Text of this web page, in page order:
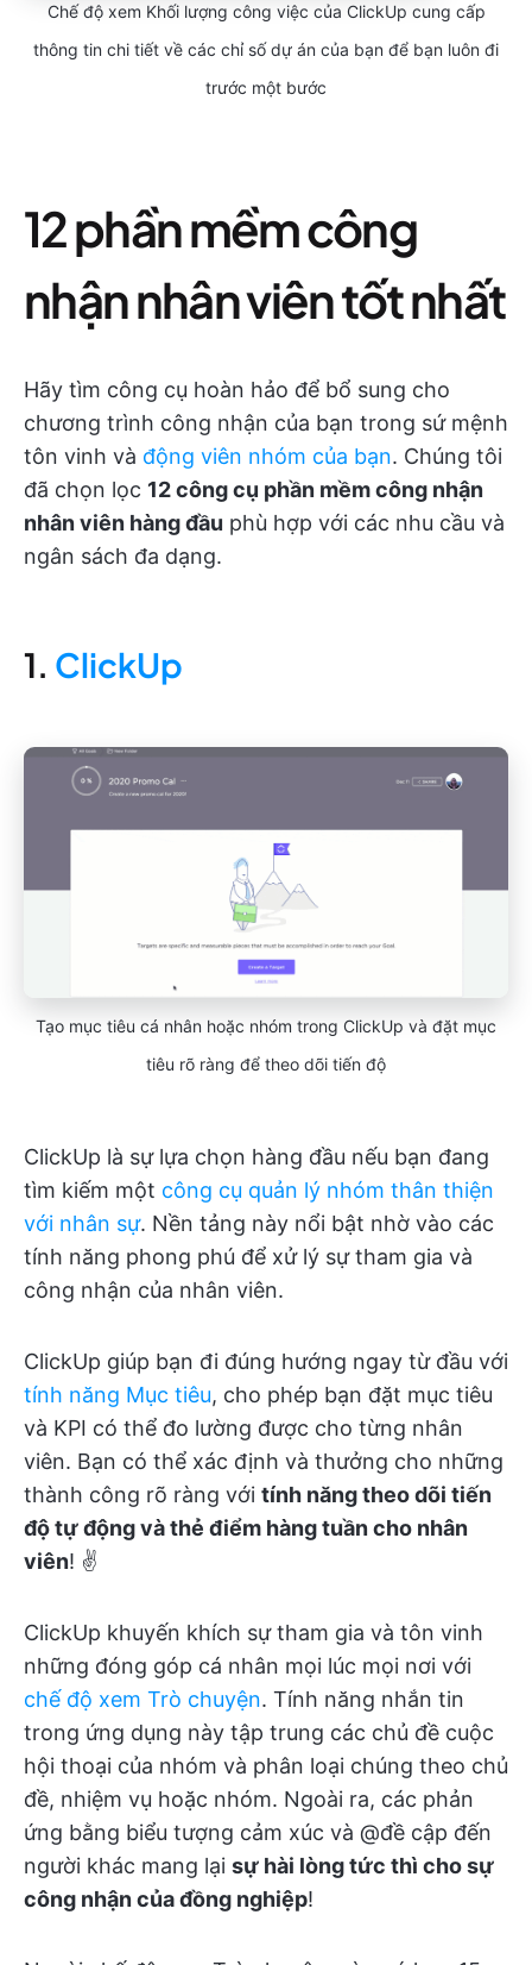
Chế độ xem Khối lượng công việc của ClickUp cung cấp
thông tin chi tiết về các chỉ số dự án của bạn để bạn luôn đi
trước một bước
12 phần mềm công
nhận nhân viên tốt nhất
Hãy tìm công cụ hoàn hảo để bổ sung cho
chương trình công nhận của bạn trong sứ mệnh
tôn vinh và động viên nhóm của bạn. Chúng tôi
đã chọn lọc 12 công cụ phần mềm công nhận
nhân viên hàng đầu phù hợp với các nhu cầu và
ngân sách đa dạng.
1. ClickUp
Tạo mục tiêu cá nhân hoặc nhóm trong ClickUp và đặt mục
tiêu rõ ràng để theo dõi tiến độ
ClickUp là sự lựa chọn hàng đầu nếu bạn đang
tìm kiếm một công cụ quản lý nhóm thân thiện
với nhân sự. Nền tảng này nổi bật nhờ vào các
tính năng phong phú để xử lý sự tham gia và
công nhận của nhân viên.
ClickUp giúp bạn đi đúng hướng ngay từ đầu với
tính năng Mục tiêu, cho phép bạn đặt mục tiêu
và KPI có thể đo lường được cho từng nhân
viên. Bạn có thể xác định và thưởng cho những
thành công rõ ràng với tính năng theo dõi tiến
độ tự động và thẻ điểm hàng tuần cho nhân
viên! ✌️
ClickUp khuyến khích sự tham gia và tôn vinh
những đóng góp cá nhân mọi lúc mọi nơi với
chế độ xem Trò chuyện. Tính năng nhắn tin
trong ứng dụng này tập trung các chủ đề cuộc
hội thoại của nhóm và phân loại chúng theo chủ
đề, nhiệm vụ hoặc nhóm. Ngoài ra, các phản
ứng bằng biểu tượng cảm xúc và @đề cập đến
người khác mang lại sự hài lòng tức thì cho sự
công nhận của đồng nghiệp!